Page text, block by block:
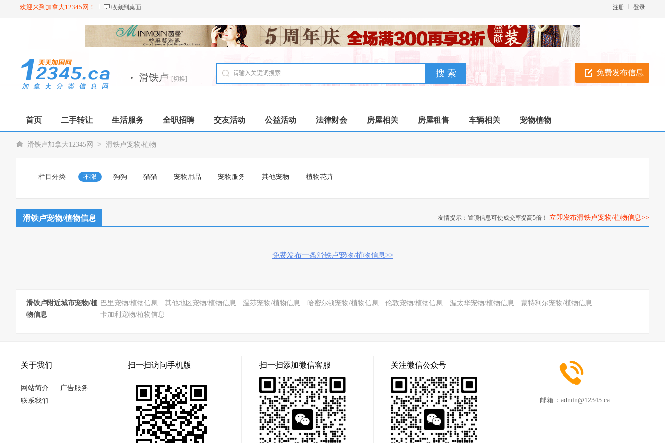
欢迎来到加拿大12345网！ 收藏到桌面 登录
注册
免费发布信息
· 滑铁卢 [切换]
首页 二手转让 生活服务 全职招聘 交友活动 公益活动 法律财会 房屋相关 房屋租售 车辆相关 宠物植物
滑铁卢加拿大12345网 > 滑铁卢宠物/植物
栏目分类 不限 狗狗 猫猫 宠物用品 宠物服务 其他宠物 植物花卉
滑铁卢宠物/植物信息 友情提示：置顶信息可使成交率提高5倍！ 立即发布滑铁卢宠物/植物信息>>
免费发布一条滑铁卢宠物/植物信息>>
滑铁卢附近城市宠物/植
物信息
巴里宠物/植物信息 其他地区宠物/植物信息 温莎宠物/植物信息 哈密尔顿宠物/植物信息 伦敦宠物/植物信息 渥太华宠物/植物信息
蒙特利尔宠物/植物信息
卡加利宠物/植物信息
关于我们
网站简介
广告服务
联系我们
扫一扫访问手机版 扫一扫添加微信客服 关注微信公众号
邮箱： admin@12345.ca